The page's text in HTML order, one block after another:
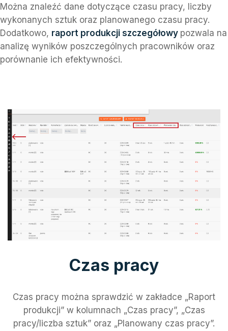
Można znaleźć dane dotyczące czasu pracy, liczby
wykonanych sztuk oraz planowanego czasu pracy.
Dodatkowo, raport produkcji szczegółowy pozwala na
analizę wyników poszczególnych pracowników oraz
porównanie ich efektywności.
Czas pracy
Czas pracy można sprawdzić w zakładce „Raport
produkcji” w kolumnach „Czas pracy”, „Czas
pracy/liczba sztuk” oraz „Planowany czas pracy”.